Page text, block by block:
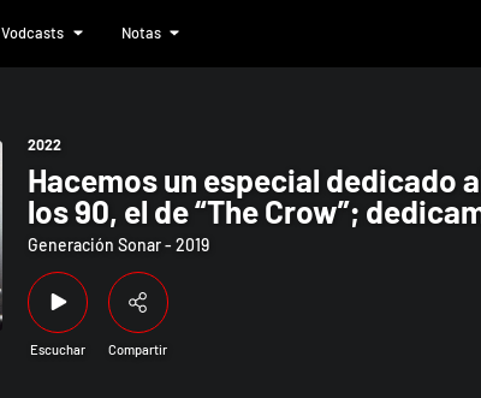
Vodcasts Notas
2022
Hacemos un especial dedicado
los 90, el de “The Crow”;
programa al funk clásico; y más
Generación Sonar - 2019
Escuchar Compartir